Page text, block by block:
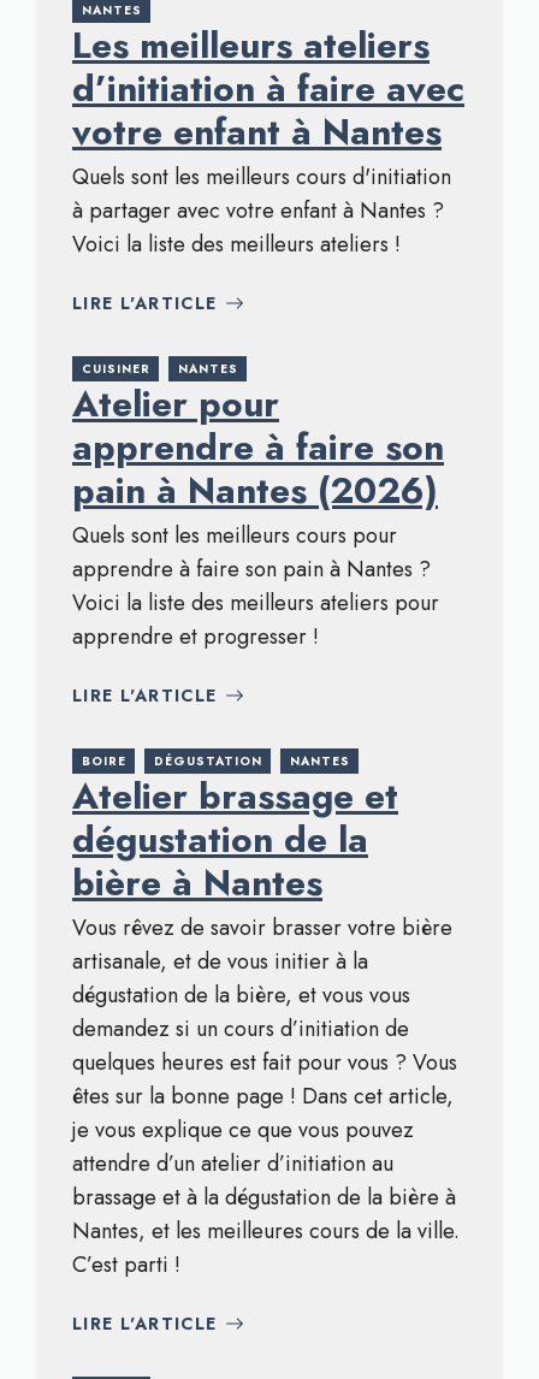
NANTES
Les meilleurs ateliers
d’initiation à faire avec
votre enfant à Nantes
Quels sont les meilleurs cours d'initiation
à partager avec votre enfant à Nantes ?
Voici la liste des meilleurs ateliers !
LIRE L'ARTICLE
CUISINER NANTES
Atelier pour
apprendre à faire son
pain à Nantes (2026)
Quels sont les meilleurs cours pour
apprendre à faire son pain à Nantes ?
Voici la liste des meilleurs ateliers pour
apprendre et progresser !
LIRE L'ARTICLE
BOIRE DÉGUSTATION NANTES
Atelier brassage et
dégustation de la
bière à Nantes
Vous rêvez de savoir brasser votre bière
artisanale, et de vous initier à la
dégustation de la bière, et vous vous
demandez si un cours d’initiation de
quelques heures est fait pour vous ? Vous
êtes sur la bonne page ! Dans cet article,
je vous explique ce que vous pouvez
attendre d’un atelier d’initiation au
brassage et à la dégustation de la bière à
Nantes, et les meilleures cours de la ville.
C’est parti !
LIRE L'ARTICLE